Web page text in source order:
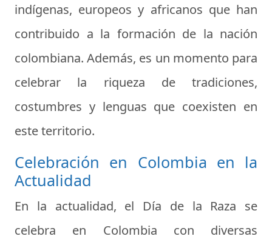
indígenas, europeos y africanos que han
contribuido a la formación de la nación
colombiana. Además, es un momento para
celebrar la riqueza de tradiciones,
costumbres y lenguas que coexisten en
este territorio.
Celebración en Colombia en la
Actualidad
En la actualidad, el Día de la Raza se
celebra en Colombia con diversas